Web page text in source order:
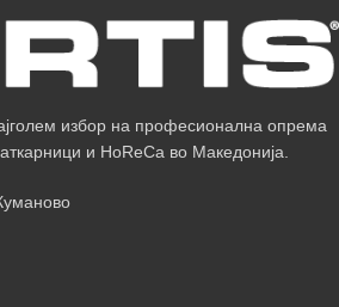
избор на професионална опрема
и HoReCa во Македонија.